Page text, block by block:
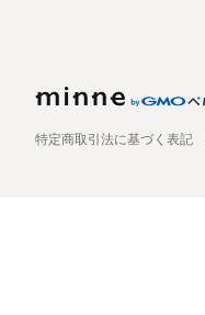
特定商取引法に基づく表記